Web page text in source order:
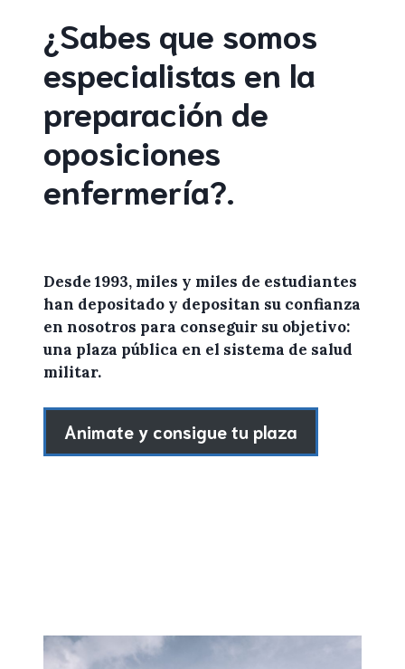
¿Sabes que somos
especialistas en la
preparación de
oposiciones
enfermería?.
Desde 1993, miles y miles de estudiantes
han depositado y depositan su confianza
en nosotros para conseguir su objetivo:
una plaza pública en el sistema de salud
militar.
Animate y consigue tu plaza